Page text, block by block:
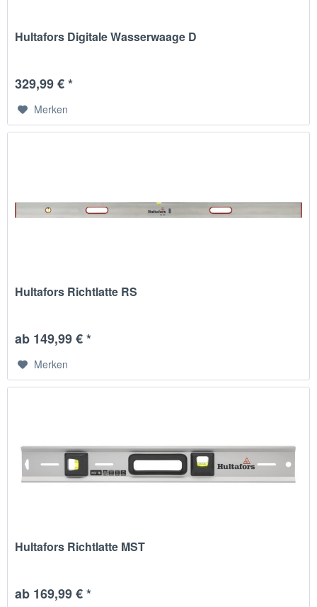
Hultafors Digitale Wasserwaage D
329,99 € *
Merken
Hultafors Richtlatte RS
ab 149,99 € *
Merken
Hultafors Richtlatte MST
ab 169,99 € *